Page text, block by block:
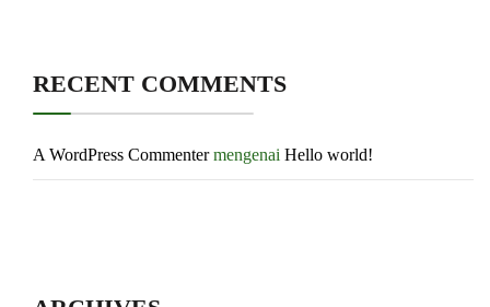
RECENT COMMENTS
A WordPress Commentermengenai Hello world!